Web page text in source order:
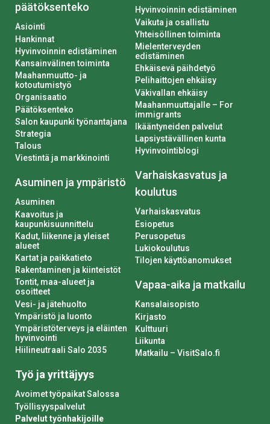
päätöksenteko
Asiointi
Hankinnat
Hyvinvoinnin edistäminen
Kansainvälinen toiminta
Maahanmuutto- ja
kotoutumistyö
Organisaatio
Päätöksenteko
Salon kaupunki työnantajana
Strategia
Talous
Viestintä ja markkinointi
Asuminen ja ympäristö
Asuminen
Kaavoitus ja
kaupunkisuunnittelu
Kadut, liikenne ja yleiset
alueet
Kartat ja paikkatieto
Rakentaminen ja kiinteistöt
Tontit, maa-alueet ja
osoitteet
Vesi- ja jätehuolto
Ympäristö ja luonto
Ympäristöterveys ja eläinten
hyvinvointi
Hiilineutraali Salo 2035
Työ ja yrittäjyys
Avoimet työpaikat Salossa
Työllisyyspalvelut
Palvelut työnhakijoille
Hyvinvoinnin edistäminen
Vaikuta ja osallistu
Yhteisöllinen toiminta
Mielenterveyden
edistäminen
Ehkäisevä päihdetyö
Pelihaittojen ehkäisy
Väkivallan ehkäisy
Maahanmuuttajalle – For
immigrants
Ikääntyneiden palvelut
Lapsiystävällinen kunta
Hyvinvointiblogi
Varhaiskasvatus ja
koulutus
Varhaiskasvatus
Esiopetus
Perusopetus
Lukiokoulutus
Tilojen käyttöanomukset
Vapaa-aika ja matkailu
Kansalaisopisto
Kirjasto
Kulttuuri
Liikunta
Matkailu – VisitSalo.fi